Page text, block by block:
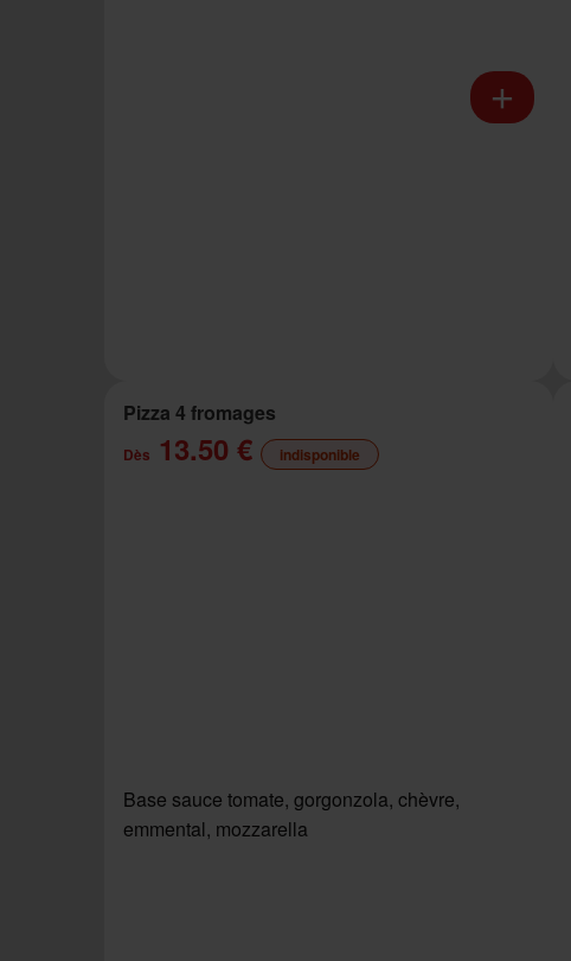
Pizza 4 fromages
Dès 13.50 € indisponible
Base sauce tomate, gorgonzola, chèvre,
emmental, mozzarella